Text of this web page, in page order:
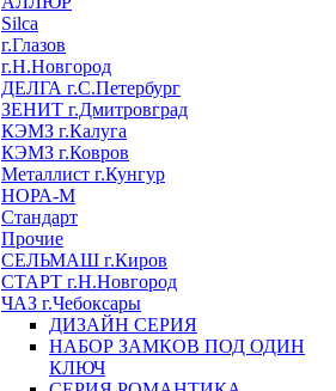
Silca
г.Глазов
г.Н.Новгород
ДЕЛГА г.С.Петербург
ЗЕНИТ г.Дмитровград
КЭМЗ г.Калуга
КЭМЗ г.Ковров
Металлист г.Кунгур
НОРА-М
Стандарт
Прочие
СЕЛЬМАШ г.Киров
СТАРТ г.Н.Новгород
ЧАЗ г.Чебоксары
ДИЗАЙН СЕРИЯ
НАБОР ЗАМКОВ ПОД ОДИН
КЛЮЧ